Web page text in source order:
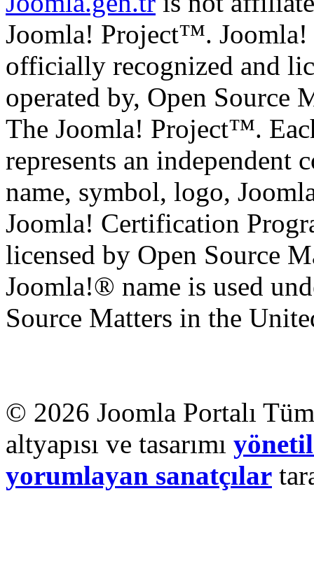
Joomla! Project™.
officially recognized and
operated by, Open Source
The Joomla! Project™.
represents an independent
name, symbol, logo,
Joomla! Certification
licensed by Open Source
Joomla!® name is used
Source Matters in the
© 2026 Joomla Portalı Tüm
altyapısı ve tasarımı
yorumlayan sanatçılar